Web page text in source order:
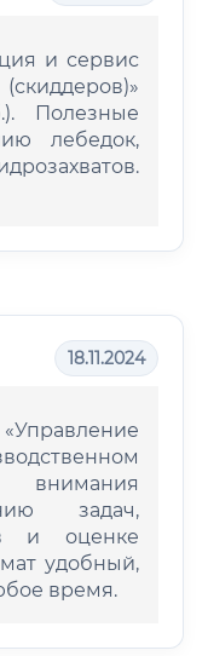
и сервис
Полезные
лебедок,
18.11.2024
внимания
задач,
и оценке
удобный,
время.